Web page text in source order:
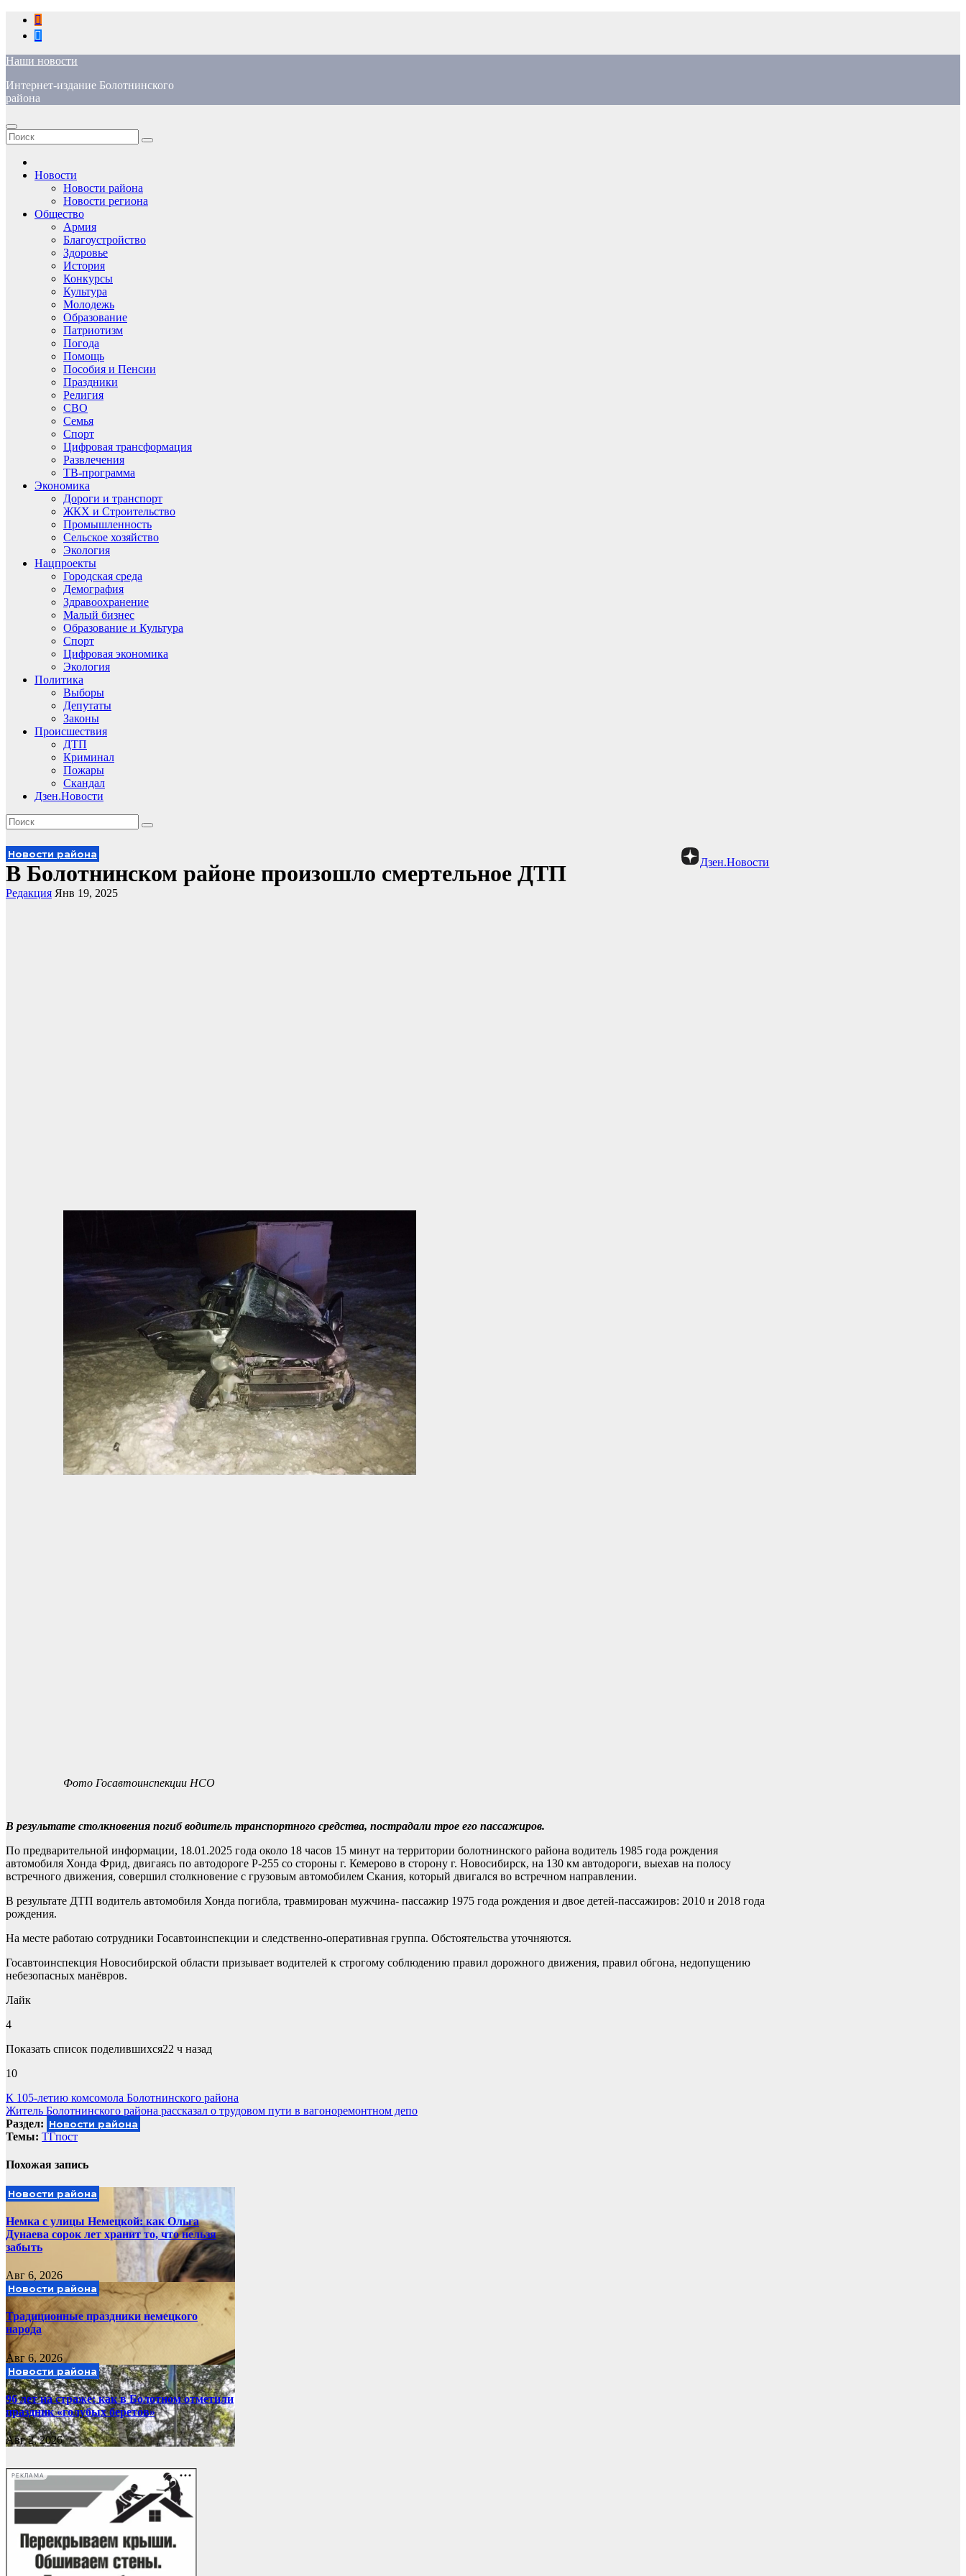
Перейти
содержимому
Наши новости
Интернет-издание Болотнинского
района
Новости
Новости района
Новости региона
Общество
Армия
Благоустройство
Здоровье
История
Конкурсы
Культура
Молодежь
Образование
Патриотизм
Погода
Помощь
Пособия и Пенсии
Праздники
Религия
СВО
Семья
Спорт
Цифровая трансформация
Развлечения
ТВ-программа
Экономика
Дороги и транспорт
ЖКХ и Строительство
Промышленность
Сельское хозяйство
Экология
Нацпроекты
Городская среда
Демография
Здравоохранение
Малый бизнес
Образование и Культура
Спорт
Цифровая экономика
Экология
Политика
Выборы
Депутаты
Законы
Происшествия
ДТП
Криминал
Пожары
Скандал
Дзен.Новости
Дзен.Новости
Новости района
В Болотнинском районе произошло смертельное ДТП
Редакция Янв 19, 2025
Фото Госавтоинспекции НСО
В результате столкновения погиб водитель транспортного средства, пострадали трое его пассажиров.
По предварительной информации, 18.01.2025 года около 18 часов 15 минут на территории болотнинского района водитель 1985 года рождения
автомобиля Хонда Фрид, двигаясь по автодороге Р-255 со стороны г. Кемерово в сторону г. Новосибирск, на 130 км автодороги, выехав на полосу
встречного движения, совершил столкновение с грузовым автомобилем Скания, который двигался во встречном направлении.
В результате ДТП водитель автомобиля Хонда погибла, травмирован мужчина- пассажир 1975 года рождения и двое детей-пассажиров: 2010 и 2018 года
рождения.
На месте работаю сотрудники Госавтоинспекции и следственно-оперативная группа. Обстоятельства уточняются.
Госавтоинспекция Новосибирской области призывает водителей к строгому соблюдению правил дорожного движения, правил обгона, недопущению
небезопасных манёвров.
Лайк
4
Показать список поделившихся22 ч назад
10
Навигация
по
записям
К 105-летию комсомола Болотнинского района
Житель Болотнинского района рассказал о трудовом пути в вагоноремонтном депо
Раздел: Новости района
Темы: ТГпост
Похожая запись
Новости района
Немка с улицы Немецкой: как Ольга
Дунаева сорок лет хранит то, что нельзя
забыть
Авг 6, 2026
Новости района
Традиционные праздники немецкого
народа
Авг 6, 2026
Новости района
96 лет на страже: как в Болотном отметили
праздник «голубых беретов»
Авг 2, 2026
РЕКЛАМА